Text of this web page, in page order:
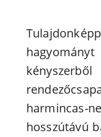
hosszútávú